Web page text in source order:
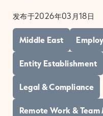
发布于2026年03月18日
Middle East
Entity Establishment
Legal & Compliance
Remote Work &